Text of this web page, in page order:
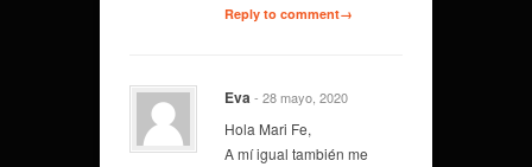
Reply to comment→
Eva- 28 mayo, 2020
Hola Mari Fe,
A mí igual también me